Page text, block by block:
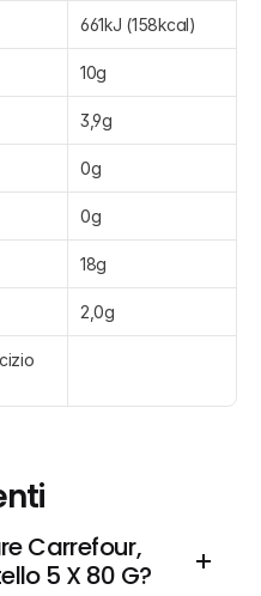
661kJ (158kcal)
10g
3,9g
0g
0g
18g
2,0g
Carrefour,
5 X 80 G?